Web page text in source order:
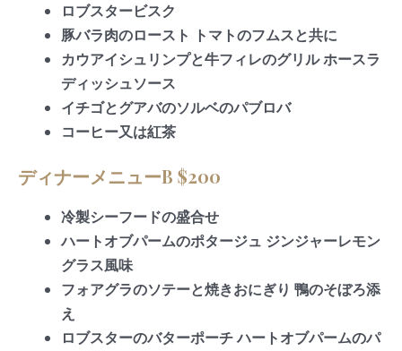
ロブスタービスク
豚バラ肉のロースト トマトのフムスと共に
カウアイシュリンプと牛フィレのグリル ホースラ
ディッシュソース
イチゴとグアバのソルベのパブロバ
コーヒー又は紅茶
ディナーメニューB $200
冷製シーフードの盛合せ
ハートオブパームのポタージュ ジンジャーレモン
グラス風味
フォアグラのソテーと焼きおにぎり 鴨のそぼろ添
え
ロブスターのバターポーチ ハートオブパームのパ